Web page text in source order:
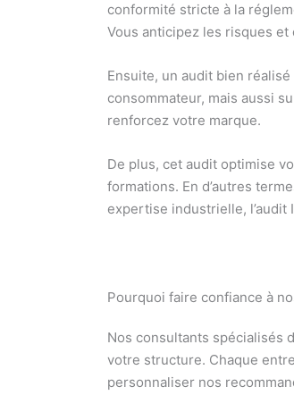
conformité stricte à la
Vous anticipez les risques
Ensuite, un audit bien
consommateur, mais aussi
renforcez votre marque.
De plus, cet audit optimise
formations. En d’autres
expertise industrielle,
Pourquoi faire confiance à
Nos consultants spécialisés
votre structure. Chaque
personnaliser nos